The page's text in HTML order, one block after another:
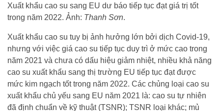
Xuất khẩu cao su sang EU dư báo tiếp tục đạt giá trị tốt
trong năm 2022. Ảnh: Thanh Sơn.
Xuất khẩu cao su tuy bị ảnh hưởng lớn bởi dịch Covid-19,
nhưng với việc giá cao su tiếp tục duy trì ở mức cao trong
năm 2021 và chưa có dấu hiệu giảm nhiệt, nhiều khả năng
cao su xuất khẩu sang thị trường EU tiếp tục đạt được
mức kim ngạch tốt trong năm 2022. Các chủng loại cao su
xuất khẩu chủ yếu sang EU năm 2021 là: cao su tự nhiên
đã định chuẩn về kỹ thuật (TSNR); TSNR loại khác; mủ